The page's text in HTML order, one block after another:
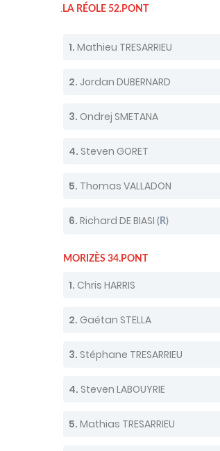
. LA RÉOLE 52.PONT
1. Mathieu TRESARRIEU
2. Jordan DUBERNARD
3. Ondrej SMETANA
4. Steven GORET
5. Thomas VALLADON
6. Richard DE BIASI (R)
MORIZÈS 34.PONT
1. Chris HARRIS
2. Gaétan STELLA
3. Stéphane TRESARRIEU
4. Steven LABOUYRIE
5. Mathias TRESARRIEU